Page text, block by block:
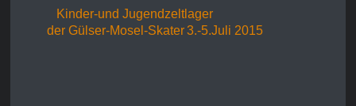
Kinder-und Jugendzeltlager
der Gülser-Mosel-Skater3.-5.Juli 2015